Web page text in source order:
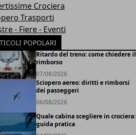
Crociera
Trasporti
- Fiere - Eventi
POPOLARI
Ritardo del treno: come chiedere il
rimborso
07/08/2026
Sciopero aereo: diritti e rimborsi
dei passeggeri
06/08/2026
Quale cabina scegliere in crociera:
guida pratica